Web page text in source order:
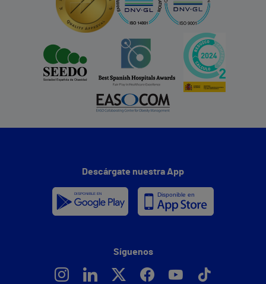
Descárgate nuestra App
Síguenos